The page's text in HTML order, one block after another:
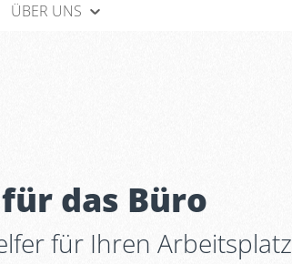
ÜBER UNS
das Büro
für Ihren Arbeitsplatz